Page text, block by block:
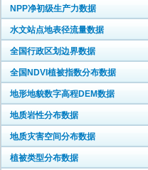
NPP净初级生产力数据
水文站点地表径流量数据
全国行政区划边界数据
全国NDVI植被指数分布数据
地形地貌数字高程DEM数据
地质岩性分布数据
地质灾害空间分布数据
植被类型分布数据